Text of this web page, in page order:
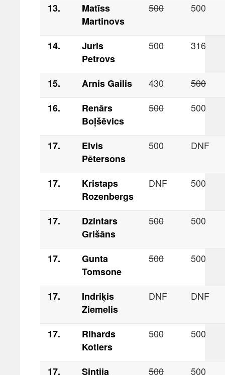
13.
Matīss
Martinovs
500 500
14.
Juris
Petrovs
500 316
15. Arnis Gailis 430
500
16.
Renārs
Boļšēvics
500 500
17.
Elvis
Pētersons
500 DNF
17.
Kristaps
Rozenbergs
DNF 500
17.
Dzintars
Grišāns
500 500
17.
Gunta
Tomsone
500 500
17.
Indriķis
Ziemelis
DNF DNF
17.
Rihards
Kotlers
500 500
17. Sintija 500 500